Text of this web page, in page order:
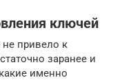
ключей
привело к
заранее и
именно